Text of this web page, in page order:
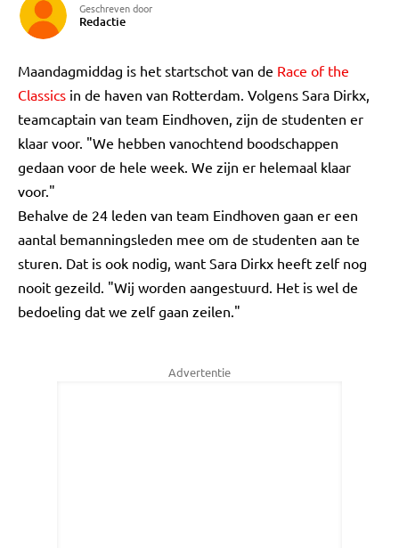
Geschreven door
Redactie
Maandagmiddag is het startschot van de Race of the
Classics in de haven van Rotterdam. Volgens Sara Dirkx,
teamcaptain van team Eindhoven, zijn de studenten er
klaar voor. "We hebben vanochtend boodschappen
gedaan voor de hele week. We zijn er helemaal klaar
voor."
Behalve de 24 leden van team Eindhoven gaan er een
aantal bemanningsleden mee om de studenten aan te
sturen. Dat is ook nodig, want Sara Dirkx heeft zelf nog
nooit gezeild. "Wij worden aangestuurd. Het is wel de
bedoeling dat we zelf gaan zeilen."
Advertentie